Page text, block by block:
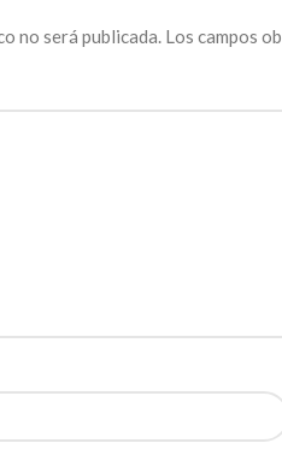
no será publicada. Los campos